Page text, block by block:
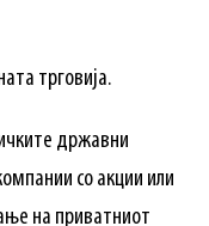
трговија.
државни
со акции или
на приватниот